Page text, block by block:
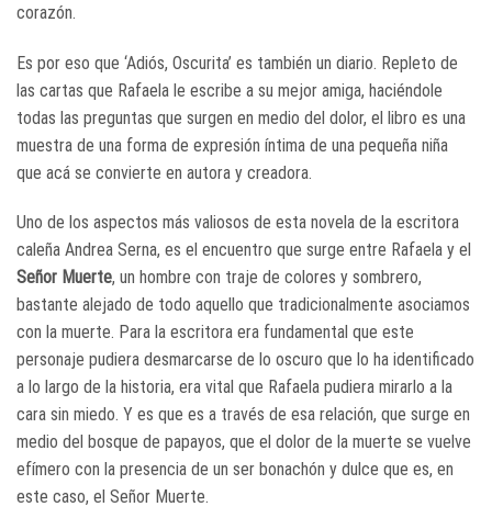
corazón.
Es por eso que ‘Adiós, Oscurita’ es también un diario. Repleto de
las cartas que Rafaela le escribe a su mejor amiga, haciéndole
todas las preguntas que surgen en medio del dolor, el libro es una
muestra de una forma de expresión íntima de una pequeña niña
que acá se convierte en autora y creadora.
Uno de los aspectos más valiosos de esta novela de la escritora
caleña Andrea Serna, es el encuentro que surge entre Rafaela y el
Señor Muerte, un hombre con traje de colores y sombrero,
bastante alejado de todo aquello que tradicionalmente asociamos
con la muerte. Para la escritora era fundamental que este
personaje pudiera desmarcarse de lo oscuro que lo ha identificado
a lo largo de la historia, era vital que Rafaela pudiera mirarlo a la
cara sin miedo. Y es que es a través de esa relación, que surge en
medio del bosque de papayos, que el dolor de la muerte se vuelve
efímero con la presencia de un ser bonachón y dulce que es, en
este caso, el Señor Muerte.